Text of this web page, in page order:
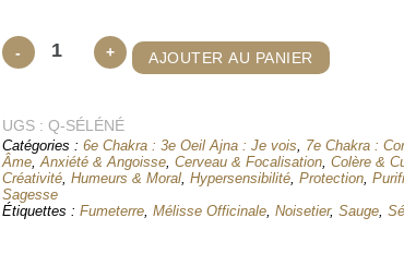
-
quantité
SÉLÉNÉ
Sagesse Lunaire
+ AJOUTER AU PANIER
UGS : Q-SÉLÉNÉ
Catégories : 6e Chakra : 3e Oeil Ajna : Je vois, 7e Chakra :
Âme,Anxiété & Angoisse, Cerveau & Focalisation, Colère &
Créativité, Humeurs & Moral, Hypersensibilité, Protection,
Sagesse
Étiquettes : Fumeterre, Mélisse Officinale, Noisetier, Sauge,